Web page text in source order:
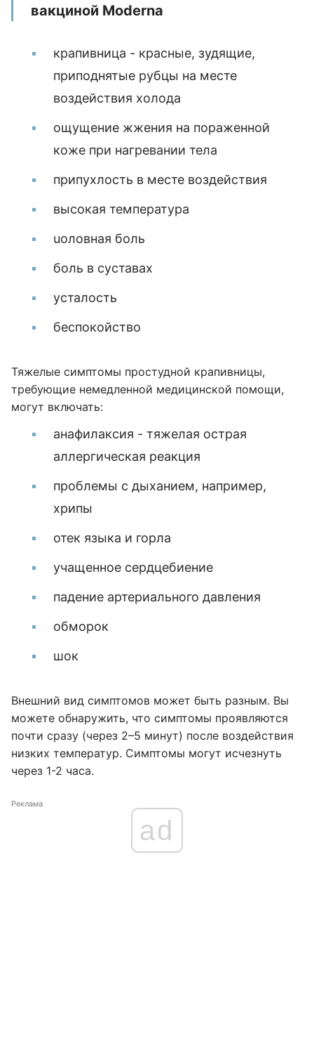
вакциной Moderna
крапивница - красные, зудящие,
приподнятые рубцы на месте
воздействия холода
ощущение жжения на пораженной
коже при нагревании тела
припухлость в месте воздействия
высокая температура
uоловная боль
боль в суставах
усталость
беспокойство
Тяжелые симптомы простудной крапивницы,
требующие немедленной медицинской помощи,
могут включать:
анафилаксия - тяжелая острая
аллергическая реакция
проблемы с дыханием, например,
хрипы
отек языка и горла
учащенное сердцебиение
падение артериального давления
обморок
шок
Внешний вид симптомов может быть разным. Вы
можете обнаружить, что симптомы проявляются
почти сразу (через 2–5 минут) после воздействия
низких температур. Симптомы могут исчезнуть
через 1-2 часа.
Реклама
ad